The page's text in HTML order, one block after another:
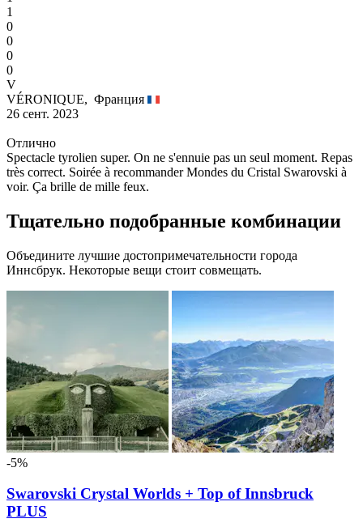
1
0
0
0
0
V
VÉRONIQUE, Франция
26 сент. 2023
Отлично
Spectacle tyrolien super. On ne s'ennuie pas un seul moment. Repas
très correct. Soirée à recommander Mondes du Cristal Swarovski à
voir. Ça brille de mille feux.
Тщательно подобранные комбинации
Объедините лучшие достопримечательности города
Иннсбрук. Некоторые вещи стоит совмещать.
-5%
Swarovski Crystal Worlds + Top of Innsbruck
PLUS